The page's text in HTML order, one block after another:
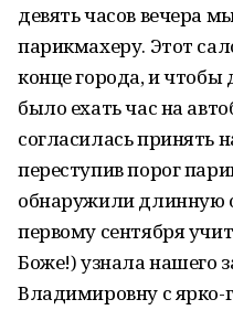
девять часов вечера
парикмахеру. Этот
конце города, и чтобы
было ехать час на
согласилась принять
переступив порог
обнаружили длинную
первому сентября
Боже!) узнала нашего
Владимировну с